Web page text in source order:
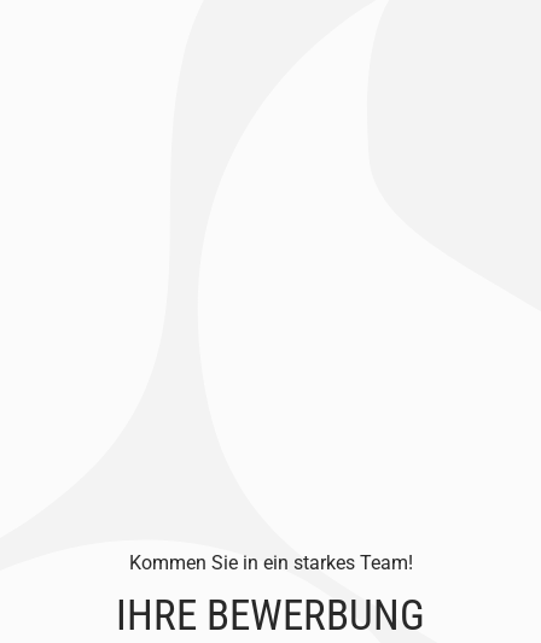
Kommen Sie in ein starkes Team!
IHRE BEWERBUNG